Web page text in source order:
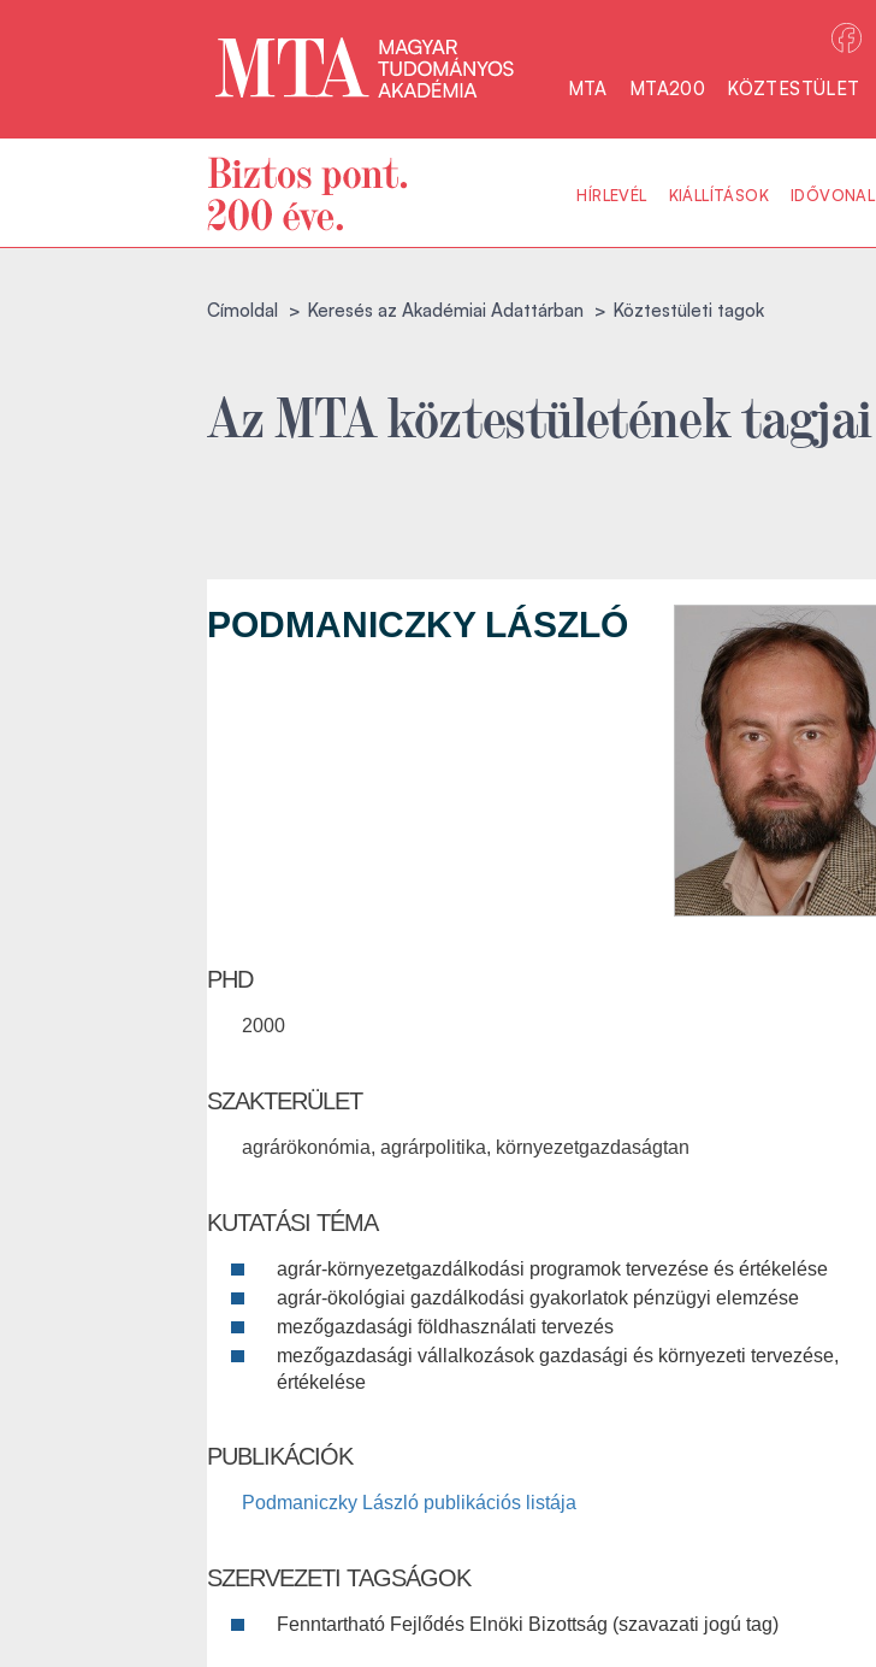
MTA MTA200 KÖZTESTÜLET
HÍRLEVÉL KIÁLLÍTÁSOK IDŐVONAL
Címoldal Keresés az Akadémiai Adattárban Köztestületi tagok
Az MTA köztestületének tagjai
PODMANICZKY LÁSZLÓ
PHD
2000
SZAKTERÜLET
agrárökonómia, agrárpolitika, környezetgazdaságtan
KUTATÁSI TÉMA
agrár-környezetgazdálkodási programok tervezése és értékelése
agrár-ökológiai gazdálkodási gyakorlatok pénzügyi elemzése
mezőgazdasági földhasználati tervezés
mezőgazdasági vállalkozások gazdasági és környezeti tervezése,
értékelése
PUBLIKÁCIÓK
Podmaniczky László publikációs listája
SZERVEZETI TAGSÁGOK
Fenntartható Fejlődés Elnöki Bizottság (szavazati jogú tag)